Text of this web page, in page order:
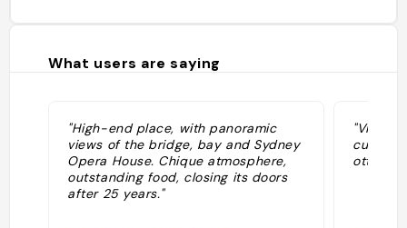
What users are saying
"High-end place, with panoramic
views of the bridge, bay and Sydney
Opera House. Chique atmosphere,
outstanding food, closing its doors
after 25 years."
"Vista
cucina
ottimo "